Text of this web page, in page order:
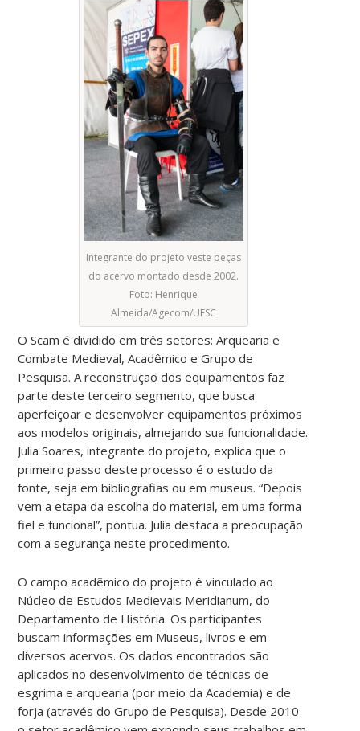
Integrante do projeto veste peças
do acervo montado desde 2002.
Foto: Henrique
Almeida/Agecom/UFSC
O Scam é dividido em três setores: Arquearia e
Combate Medieval, Acadêmico e Grupo de
Pesquisa. A reconstrução dos equipamentos faz
parte deste terceiro segmento, que busca
aperfeiçoar e desenvolver equipamentos próximos
aos modelos originais, almejando sua funcionalidade.
Julia Soares, integrante do projeto, explica que o
primeiro passo deste processo é o estudo da
fonte, seja em bibliografias ou em museus. “Depois
vem a etapa da escolha do material, em uma forma
fiel e funcional”, pontua. Julia destaca a preocupação
com a segurança neste procedimento.
O campo acadêmico do projeto é vinculado ao
Núcleo de Estudos Medievais Meridianum, do
Departamento de História. Os participantes
buscam informações em Museus, livros e em
diversos acervos. Os dados encontrados são
aplicados no desenvolvimento de técnicas de
esgrima e arquearia (por meio da Academia) e de
forja (através do Grupo de Pesquisa). Desde 2010